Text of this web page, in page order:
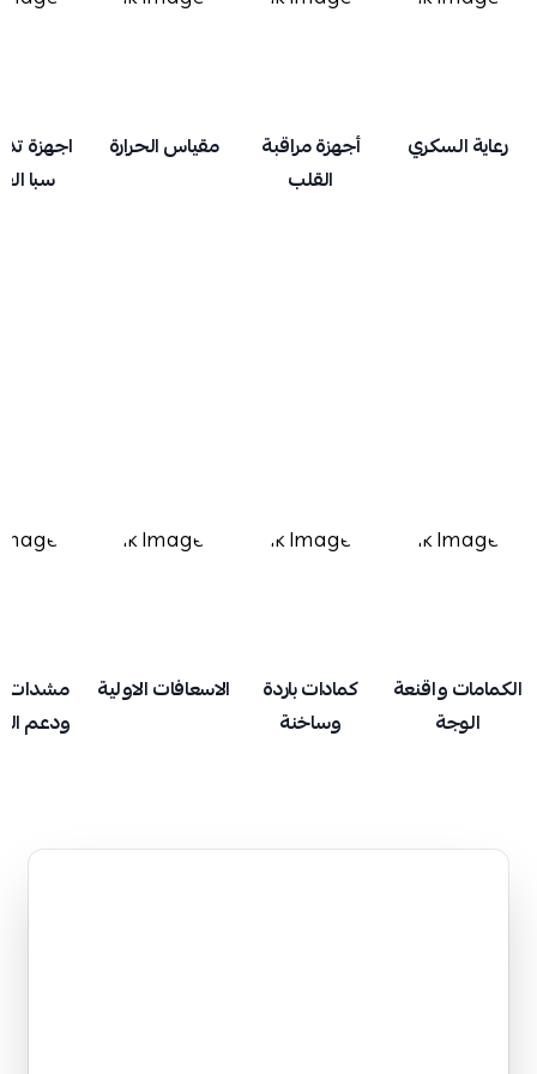
رعاية السكري
أجهزة مراقبة
القلب
مقياس الحرارة
اجهزة
سبا
الكمامات واقنعة
الوجة
كمادات باردة
وساخنة
الاسعافات الاولية
مشدات
ودعم